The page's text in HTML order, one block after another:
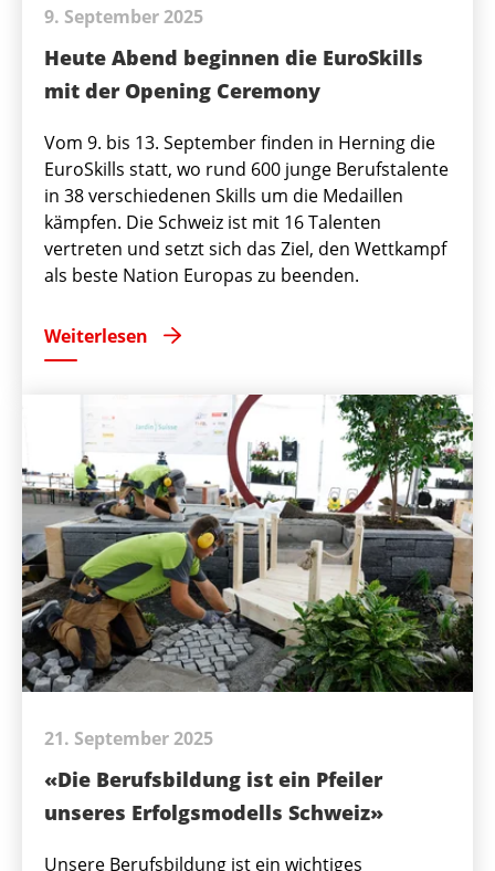
9. September 2025
Heute Abend beginnen die EuroSkills
mit der Opening Ceremony
Vom 9. bis 13. September finden in Herning die
EuroSkills statt, wo rund 600 junge Berufstalente
in 38 verschiedenen Skills um die Medaillen
kämpfen. Die Schweiz ist mit 16 Talenten
vertreten und setzt sich das Ziel, den Wettkampf
als beste Nation Europas zu beenden.
Weiterlesen
21. September 2025
«Die Berufsbildung ist ein Pfeiler
unseres Erfolgsmodells Schweiz»
Unsere Berufsbildung ist ein wichtiges